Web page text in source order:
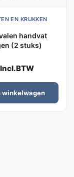
EN KRUKKEN
handvat
(2 stuks)
Incl.BTW
winkelwagen